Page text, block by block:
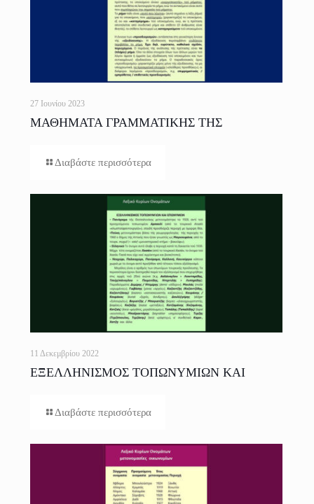
27 Ιουνίου 2023
ΜΑΘΗΜΑΤΑ ΓΡΑΜΜΑΤΙΚΗΣ ΤΗΣ
Διαβάστε περισσότερα
11 Δεκεμβρίου 2022
ΕΞΕΛΛΗΝΙΣΜΟΣ ΤΟΠΩΝΥΜΙΩΝ ΚΑΙ
Διαβάστε περισσότερα